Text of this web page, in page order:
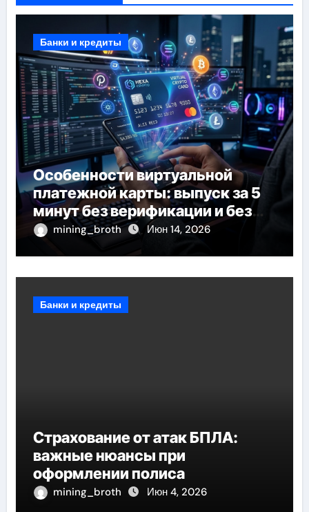
Банки и кредиты
Особенности виртуальной
платежной карты: выпуск за 5
минут без верификации и без
банков, пополнение в USDT
mining_broth Июн 14, 2026
Банки и кредиты
Страхование от атак БПЛА:
важные нюансы при
оформлении полиса
mining_broth Июн 4, 2026